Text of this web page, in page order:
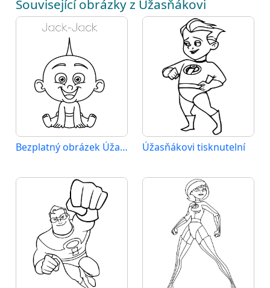
Související obrázky z Úžasňákovi
Bezplatný obrázek Úžasňákovi Úžasňákovi tisknutelní